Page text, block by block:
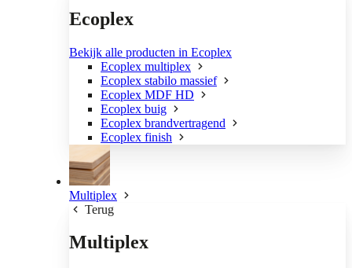
Ecoplex
Bekijk alle producten in Ecoplex
Ecoplex multiplex
Ecoplex stabilo massief
Ecoplex MDF HD
Ecoplex buig
Ecoplex brandvertragend
Ecoplex finish
Multiplex
Terug
Multiplex